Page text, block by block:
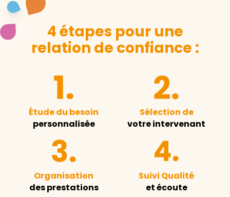
4 étapes pour une
relation de confiance :
Étude du besoin
personnalisée
Sélection de
votre intervenant
Organisation
des prestations
Suivi Qualité
et écoute